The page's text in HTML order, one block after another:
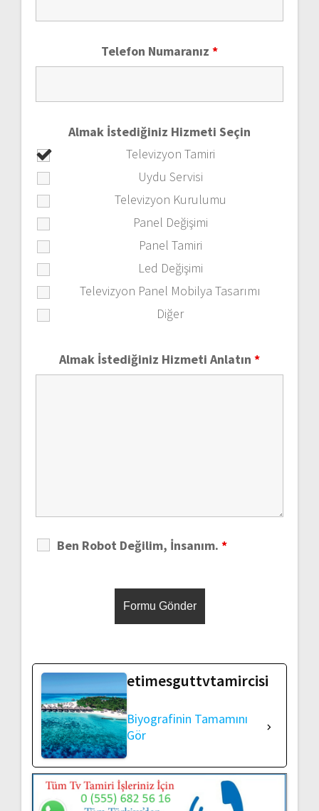
Telefon Numaranız *
Almak İstediğiniz Hizmeti Seçin
Televizyon Tamiri
Uydu Servisi
Televizyon Kurulumu
Panel Değişimi
Panel Tamiri
Led Değişimi
Televizyon Panel Mobilya Tasarımı
Diğer
Almak İstediğiniz Hizmeti Anlatın *
Ben Robot Değilim, İnsanım. *
etimesguttvtamircisi
Biyografinin Tamamını
Gör